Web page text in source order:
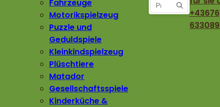
Fahrzeuge
Motorikspielzeug
Puzzle und
Geduldspiele
Kleinkindspielzeug
Plüschtiere
Matador
Gesellschaftsspiele
Kinderküche &
+43676